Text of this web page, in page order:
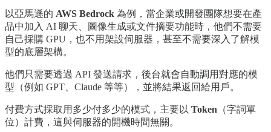
以亞馬遜的 AWS Bedrock 為例，當企業或開發團隊想要在產
品中加入 AI 聊天、圖像生成或文件摘要功能時，他們不需要
自己採購 GPU，也不用架設伺服器，甚至不需要深入了解模
型的底層架構。
他們只需要透過 API 發送請求，後台就會自動調用對應的模
型（例如 GPT、Claude 等等），並將結果返回給用戶。
付費方式採取用多少付多少的模式，主要以 Token （字詞單
位）計費，這與伺服器的開機時間無關。